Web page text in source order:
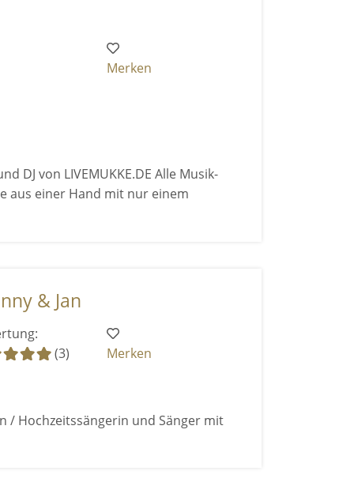
Merken
DJ von LIVEMUKKE.DE Alle Musik-
aus einer Hand mit nur einem
& Jan
(3)
Merken
/ Hochzeitssängerin und Sänger mit